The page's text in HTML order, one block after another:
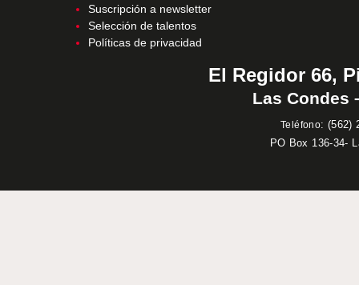
Suscripción a newsletter
Selección de talentos
Políticas de privacidad
El Regidor 66,
Las Condes
Teléfono: (562)
PO Box 136-34-